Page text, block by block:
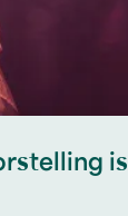
is